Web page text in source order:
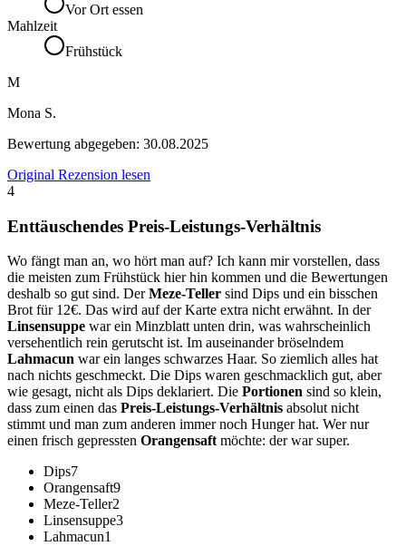
Vor Ort essen
Mahlzeit
Frühstück
M
Mona S.
Bewertung abgegeben: 30.08.2025
Original Rezension lesen
4
Enttäuschendes Preis-Leistungs-Verhältnis
Wo fängt man an, wo hört man auf? Ich kann mir vorstellen, dass
die meisten zum Frühstück hier hin kommen und die Bewertungen
deshalb so gut sind. DerMeze-Teller sind Dips und ein bisschen
Brot für 12€. Das wird auf der Karte extra nicht erwähnt. In der
Linsensuppe war ein Minzblatt unten drin, was wahrscheinlich
versehentlich rein gerutscht ist. Im auseinander bröselndem
Lahmacun war ein langes schwarzes Haar. So ziemlich alles hat
nach nichts geschmeckt. Die Dips waren geschmacklich gut, aber
wie gesagt, nicht als Dips deklariert. Die Portionen sind so klein,
dass zum einen das Preis-Leistungs-Verhältnis absolut nicht
stimmt und man zum anderen immer noch Hunger hat. Wer nur
einen frisch gepressten Orangensaft möchte: der war super.
Dips7
Orangensaft9
Meze-Teller2
Linsensuppe3
Lahmacun1